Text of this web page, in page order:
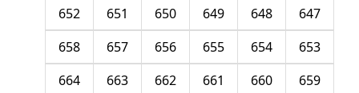
647
648
649
650
651
652
653
654
655
656
657
658
659
660
661
662
663
664